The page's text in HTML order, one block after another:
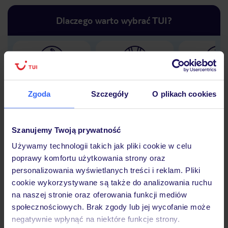
Zgoda Szczegóły O plikach cookies
Szanujemy Twoją prywatność
Używamy technologii takich jak pliki cookie w celu
poprawy komfortu użytkowania strony oraz
personalizowania wyświetlanych treści i reklam. Pliki
cookie wykorzystywane są także do analizowania ruchu
na naszej stronie oraz oferowania funkcji mediów
społecznościowych. Brak zgody lub jej wycofanie może
negatywnie wpłynąć na niektóre funkcje strony.
Dlaczego warto wybrać TUI?
podróży w Polsce
Hotel
Opinie